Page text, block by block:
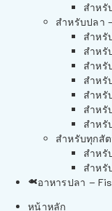
สำหรั
สำหรับปลา
สำหรั
สำหรั
สำหรั
สำหรั
สำหรั
สำหรั
สำหรั
สำหรับทุกสั
สำหรั
สำหรั
อาหารปลา –
หน้าหลัก